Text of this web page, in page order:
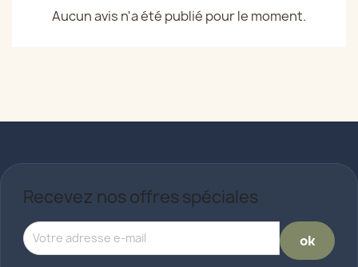
Aucun avis n'a été publié pour le moment.
Recevez nos offres spéciales